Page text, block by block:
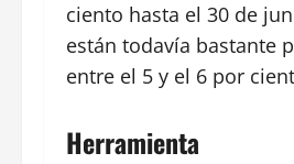
ciento hasta el 30 de
están todavía bastante
entre el 5 y el 6 por
Herramienta